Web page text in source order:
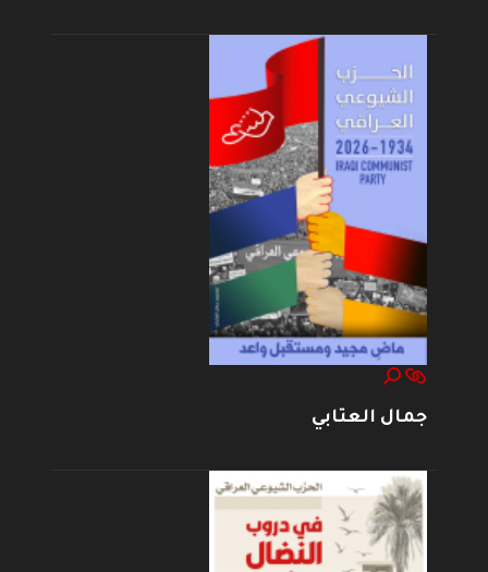
جمال العتابي